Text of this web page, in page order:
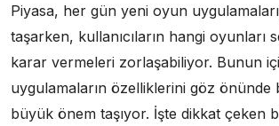
Piyasa, her gün yeni oyun
taşarken, kullanıcıların hangi oyunları
karar vermeleri zorlaşabiliyor. Bunun
uygulamaların özelliklerini göz önünde
büyük önem taşıyor. İşte dikkat çeken